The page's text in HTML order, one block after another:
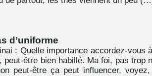
d’uniforme
: Quelle importance accordez-vous
peut-être bien habillé. Ma foi, pas trop
peut-être ça peut influencer,